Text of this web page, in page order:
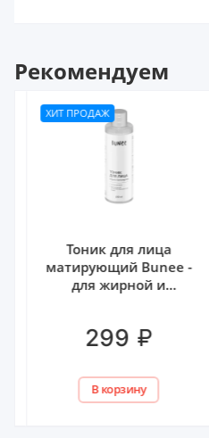
Рекомендуем
ХИТ ПРОДАЖ
Тоник для лица
матирующий Bunee -
для жирной и
299 ₽
В корзину